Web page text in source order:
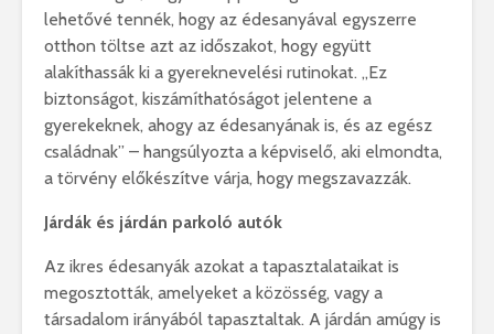
lehetővé tennék, hogy az édesanyával egyszerre
otthon töltse azt az időszakot, hogy együtt
alakíthassák ki a gyereknevelési rutinokat. „Ez
biztonságot, kiszámíthatóságot jelentene a
gyerekeknek, ahogy az édesanyának is, és az egész
családnak” – hangsúlyozta a képviselő, aki elmondta,
a törvény előkészítve várja, hogy megszavazzák.
Járdák és járdán parkoló autók
Az ikres édesanyák azokat a tapasztalataikat is
megosztották, amelyeket a közösség, vagy a
társadalom irányából tapasztaltak. A járdán amúgy is